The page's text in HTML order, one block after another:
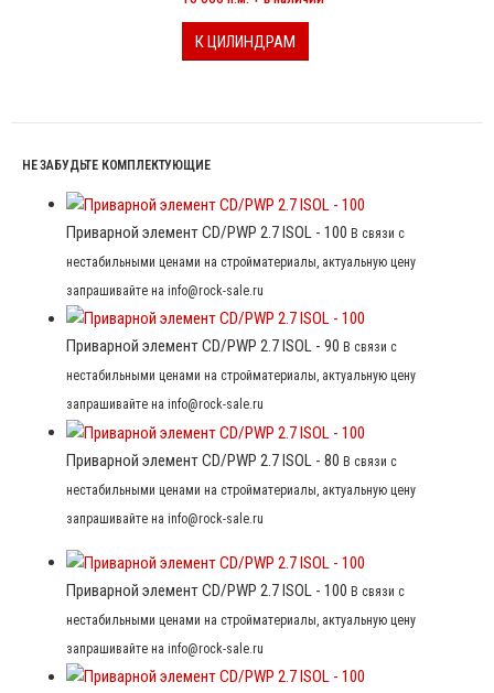
К ЦИЛИНДРАМ
НЕ ЗАБУДЬТЕ КОМПЛЕКТУЮЩИЕ
Приварной элемент CD/PWP 2.7 ISOL - 100 В связи с
нестабильными ценами на стройматериалы, актуальную цену
запрашивайте на info@rock-sale.ru
Приварной элемент CD/PWP 2.7 ISOL - 90 В связи с
нестабильными ценами на стройматериалы, актуальную цену
запрашивайте на info@rock-sale.ru
Приварной элемент CD/PWP 2.7 ISOL - 80 В связи с
нестабильными ценами на стройматериалы, актуальную цену
запрашивайте на info@rock-sale.ru
Приварной элемент CD/PWP 2.7 ISOL - 100 В связи с
нестабильными ценами на стройматериалы, актуальную цену
запрашивайте на info@rock-sale.ru